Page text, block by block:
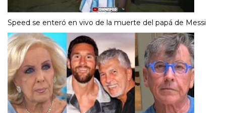
Speed se enteró en vivo de la muerte del papá de Messi